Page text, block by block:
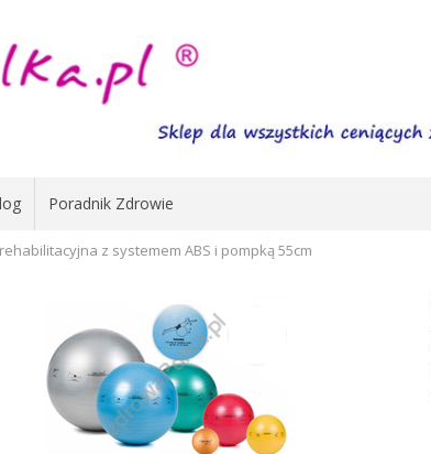
Poradnik Zdrowie
rehabilitacyjna z systemem ABS i pompką 55cm